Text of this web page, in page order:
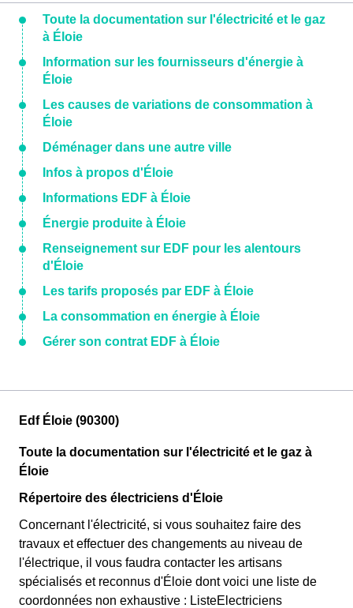
Toute la documentation sur l'électricité et le gaz
à Éloie
Information sur les fournisseurs d'énergie à
Éloie
Les causes de variations de consommation à
Éloie
Déménager dans une autre ville
Infos à propos d'Éloie
Informations EDF à Éloie
Énergie produite à Éloie
Renseignement sur EDF pour les alentours
d'Éloie
Les tarifs proposés par EDF à Éloie
La consommation en énergie à Éloie
Gérer son contrat EDF à Éloie
Edf Éloie (90300)
Toute la documentation sur l'électricité et le gaz à
Éloie
Répertoire des électriciens d'Éloie
Concernant l'électricité, si vous souhaitez faire des
travaux et effectuer des changements au niveau de
l'électrique, il vous faudra contacter les artisans
spécialisés et reconnus d'Éloie dont voici une liste de
coordonnées non exhaustive : ListeElectriciens